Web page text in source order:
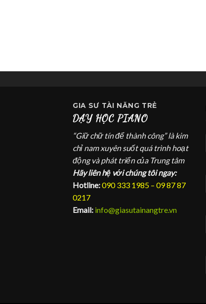
GIA SƯ TÀI NĂNG TRẺ
DẠY HỌC PIANO
“Giữ chữ tín để thành công” là kim
chỉ nam xuyên suốt quá trình hoạt
động và phát triển của Trung tâm
Hãy liên hệ với chúng tôi ngay:
Hotline:090 333 1985 – 09 87 87
0217
Email: info@giasutainangtre.vn